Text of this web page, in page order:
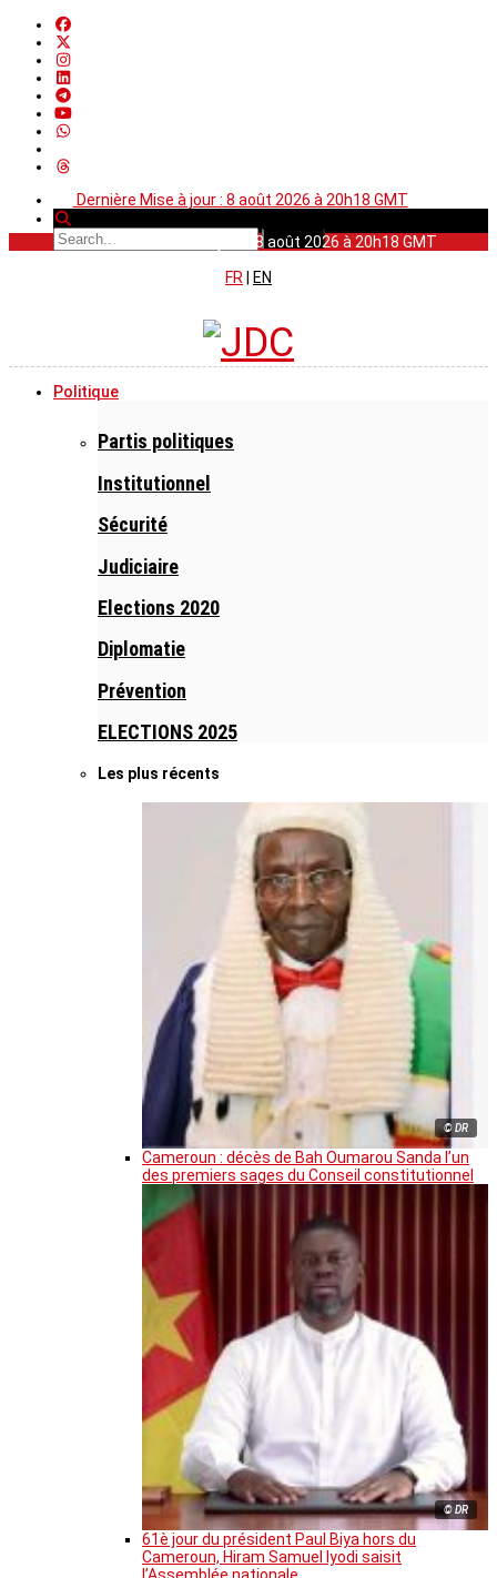
Dernière Mise à jour : 8 août 2026 à 20h18 GMT
Dernière Mise à jour : 8 août 2026 à 20h18 GMT
FR
EN
Politique
Partis politiques
Institutionnel
Sécurité
Judiciaire
Elections 2020
Diplomatie
Prévention
ELECTIONS 2025
Les plus récents
© DR
Cameroun : décès de Bah Oumarou Sanda l’un
des premiers sages du Conseil constitutionnel
© DR
61è jour du président Paul Biya hors du
Cameroun, Hiram Samuel Iyodi saisit